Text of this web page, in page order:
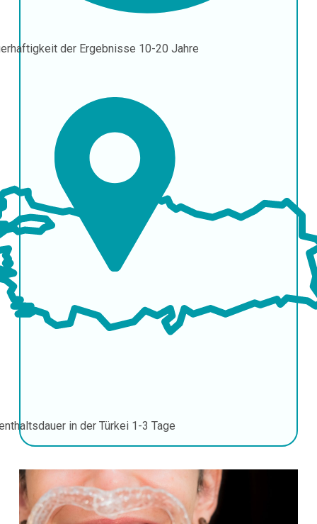
der Ergebnisse 10-20 Jahre
in der Türkei 1-3 Tage